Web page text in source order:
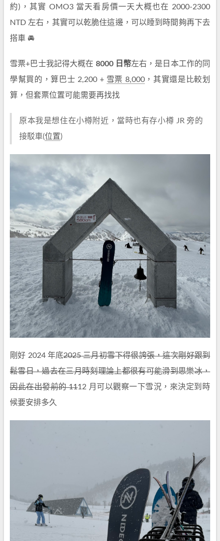
約)，其實 OMO3 當天看房價一天大概也在 2000-2300
NTD 左右，其實可以乾脆住這邊，可以睡到時間夠再下去
搭車 🚘
雪票+巴士我記得大概在 8000 日幣左右，是日本工作的同
學幫買的，算巴士 2,200 + 雪票 8,000，其實還是比較划
算，但套票位置可能需要再找找
原本我是想住在小樽附近，當時也有存小樽 JR 旁的
接駁車(位置)
剛好 2024 年底2025 三月初雪下得很誇張，這次剛好跟到
鬆雪日，過去在三月時刻理論上都很有可能滑到思樂冰，
因此在出發前的 1112 月可以觀察一下雪況，來決定到時
候要安排多久